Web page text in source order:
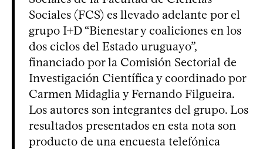
Sociales (FCS) es llevado adelante por el
grupo I+D “Bienestar y coaliciones en los
dos ciclos del Estado uruguayo”,
financiado por la Comisión Sectorial de
Investigación Científica y coordinado por
Carmen Midaglia y Fernando Filgueira.
Los autores son integrantes del grupo. Los
resultados presentados en esta nota son
producto de una encuesta telefónica